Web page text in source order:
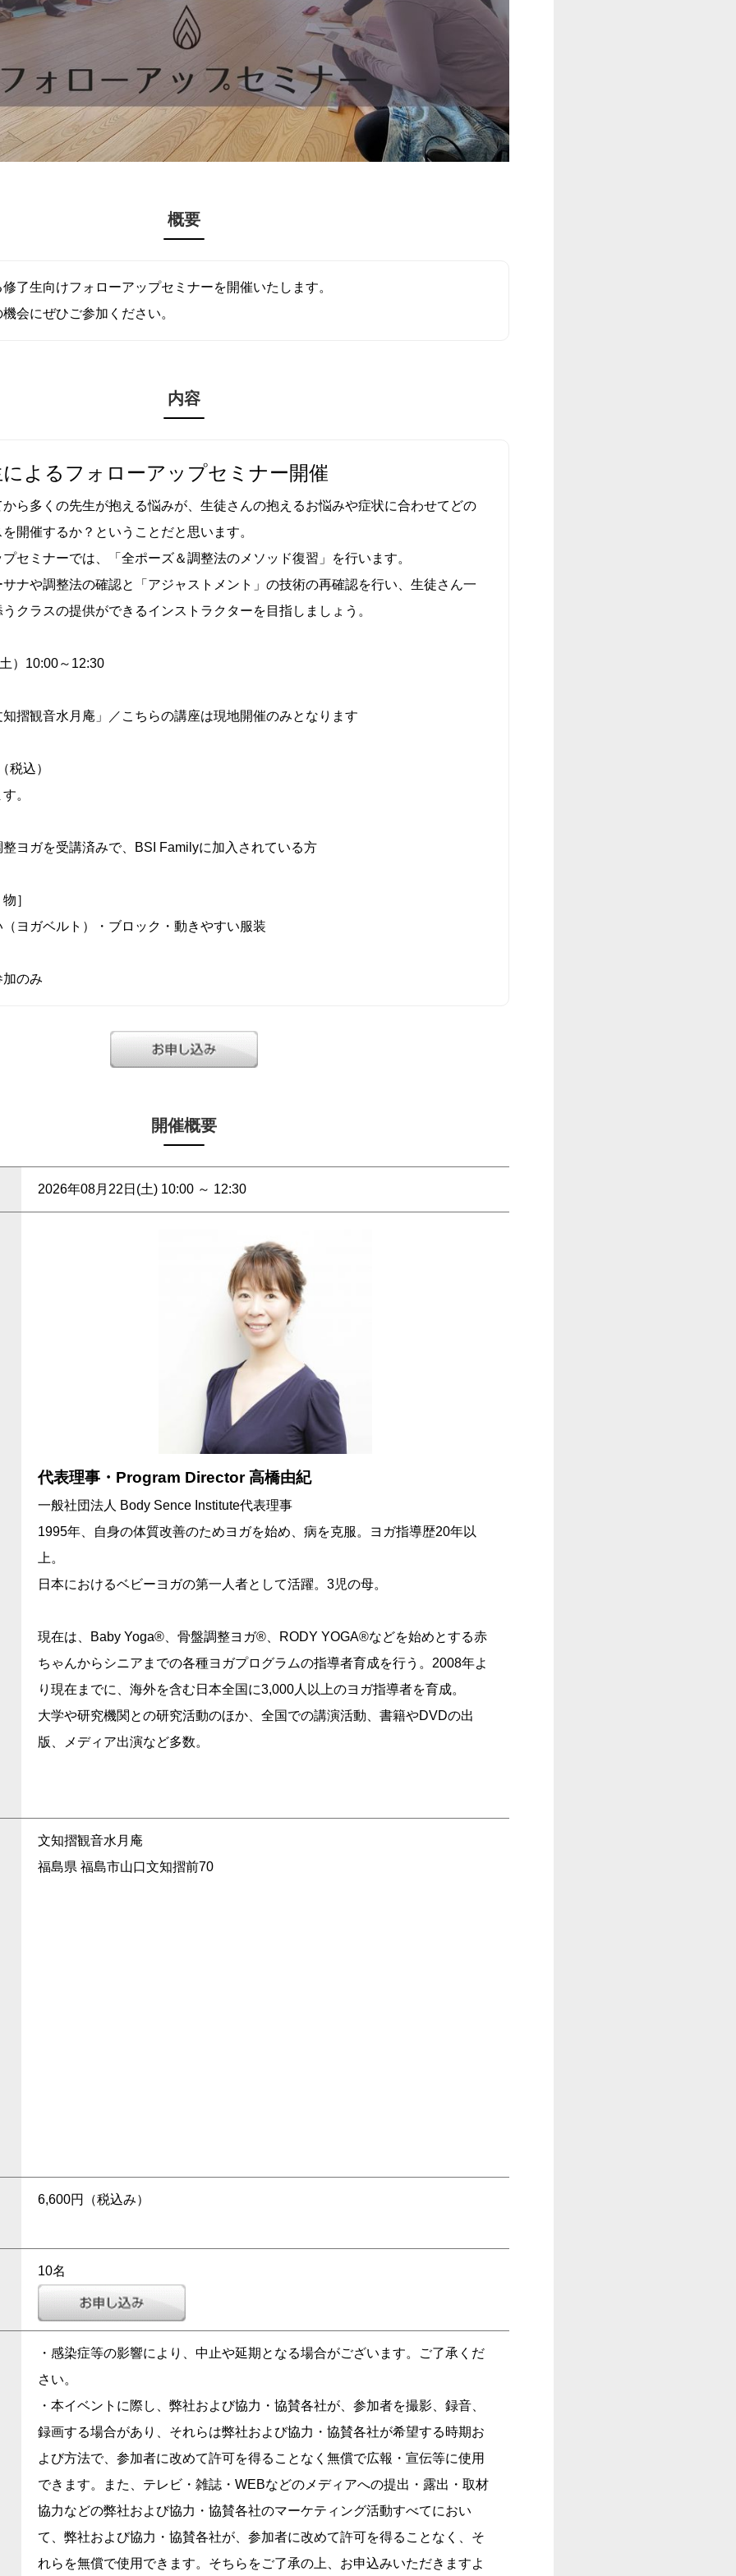
概要
了生向けフォローアップセミナーを開催いたします。
会にぜひご参加ください。
内容
よるフォローアップセミナー開催
ら多くの先生が抱える悩みが、生徒さんの抱えるお悩みや症状に合わせてどの
開催するか？ということだと思います。
セミナーでは、「全ポーズ＆調整法のメソッド復習」を行います。
ナや調整法の確認と「アジャストメント」の技術の再確認を行い、生徒さん一
クラスの提供ができるインストラクターを目指しましょう。
）10:00～12:30
摺観音水月庵」／こちらの講座は現地開催のみとなります
税込）
。
ヨガを受講済みで、BSI Familyに加入されている方
］
ヨガベルト）・ブロック・動きやすい服装
のみ
開催概要
2026年08月22日(土) 10:00 ～ 12:30
代表理事・Program Director 高橋由紀
一般社団法人 Body Sence Institute代表理事
1995年、自身の体質改善のためヨガを始め、病を克服。ヨガ指導歴20年以
上。
日本におけるベビーヨガの第一人者として活躍。3児の母。
現在は、Baby Yoga®、骨盤調整ヨガ®、RODY YOGA®などを始めとする赤
ちゃんからシニアまでの各種ヨガプログラムの指導者育成を行う。2008年よ
り現在までに、海外を含む日本全国に3,000人以上のヨガ指導者を育成。
大学や研究機関との研究活動のほか、全国での講演活動、書籍やDVDの出
版、メディア出演など多数。
文知摺観音水月庵
福島県 福島市山口文知摺前70
6,600円（税込み）
10名
・感染症等の影響により、中止や延期となる場合がございます。ご了承くだ
さい。
・本イベントに際し、弊社および協力・協賛各社が、参加者を撮影、録音、
録画する場合があり、それらは弊社および協力・協賛各社が希望する時期お
よび方法で、参加者に改めて許可を得ることなく無償で広報・宣伝等に使用
できます。また、テレビ・雑誌・WEBなどのメディアへの提出・露出・取材
協力などの弊社および協力・協賛各社のマーケティング活動すべてにおい
て、弊社および協力・協賛各社が、参加者に改めて許可を得ることなく、そ
れらを無償で使用できます。そちらをご了承の上、お申込みいただきますよ